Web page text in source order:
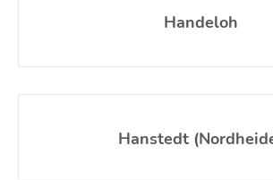
Handeloh
Hanstedt